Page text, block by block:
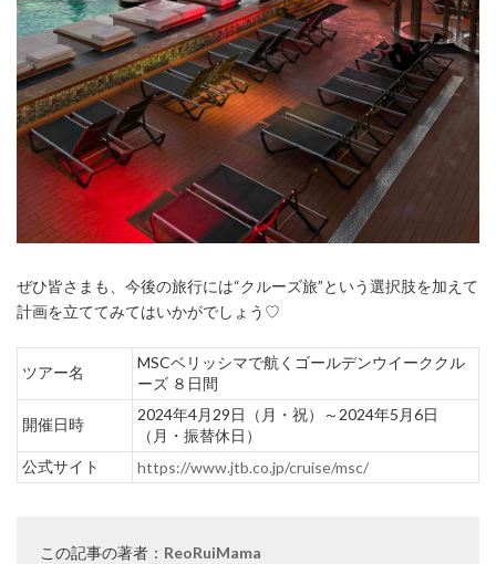
ぜひ皆さまも、今後の旅行には“クルーズ旅”という選択肢を加えて
計画を立ててみてはいかがでしょう♡
ツアー名
MSCベリッシマで航くゴールデンウイーククル
ーズ ８日間
開催日時
2024年4月 29日（月・祝）～ 2024年5 月6日
（月・振替休日）
公式サイト
https://www.jtb.co.jp/cruise/msc/
この記事の著者： ReoRuiMama